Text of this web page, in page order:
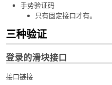
手势验证码
只有固定接口才有。
三种验证
登录的滑块接口
接口链接